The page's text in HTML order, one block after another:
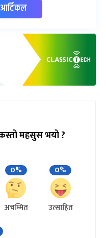
महसुस भयो ?
0%
अचम्मित
0%
उत्साहित